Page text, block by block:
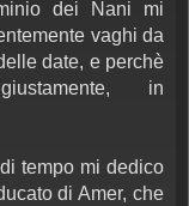
dei Nani mi
vaghi da
date, e perchè
in
tempo mi dedico
di Amer, che